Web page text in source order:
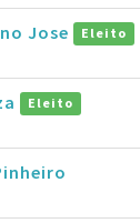
Jose Eleito
Eleito